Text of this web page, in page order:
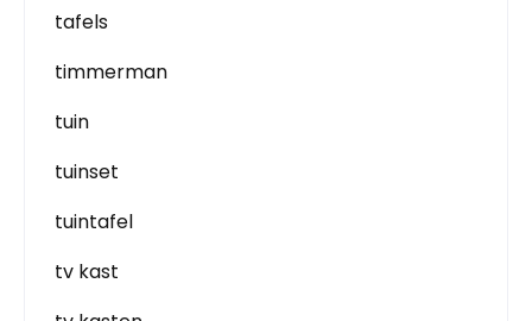
tafels
timmerman
tuin
tuinset
tuintafel
tv kast